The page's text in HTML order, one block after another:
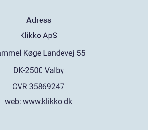
Adress
web: www.klikko.dk